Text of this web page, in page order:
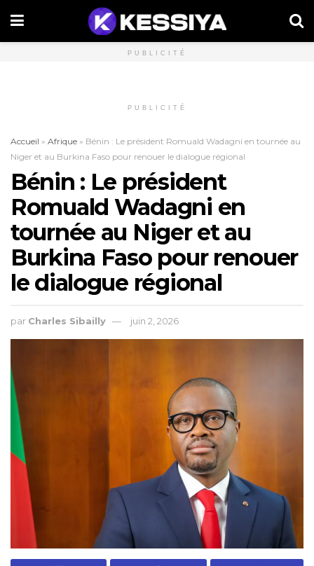
PUBLICITÉ
PUBLICITÉ
Accueil » Afrique » Bénin : Le président Romuald Wadagni en tournée au
Niger et au Burkina Faso pour renouer le dialogue régional
Bénin : Le président
Romuald Wadagni en
tournée au Niger et au
Burkina Faso pour renouer
le dialogue régional
par Charles Sibailly juin 2, 2026